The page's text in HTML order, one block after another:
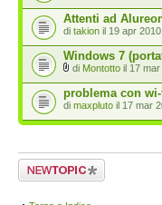
Attenti ad
di takion il 19 apr
Windows 7
di Montotto il 17 mar
problema con
di maxpluto il 17 mar
Scrivi un nuovo
argomento